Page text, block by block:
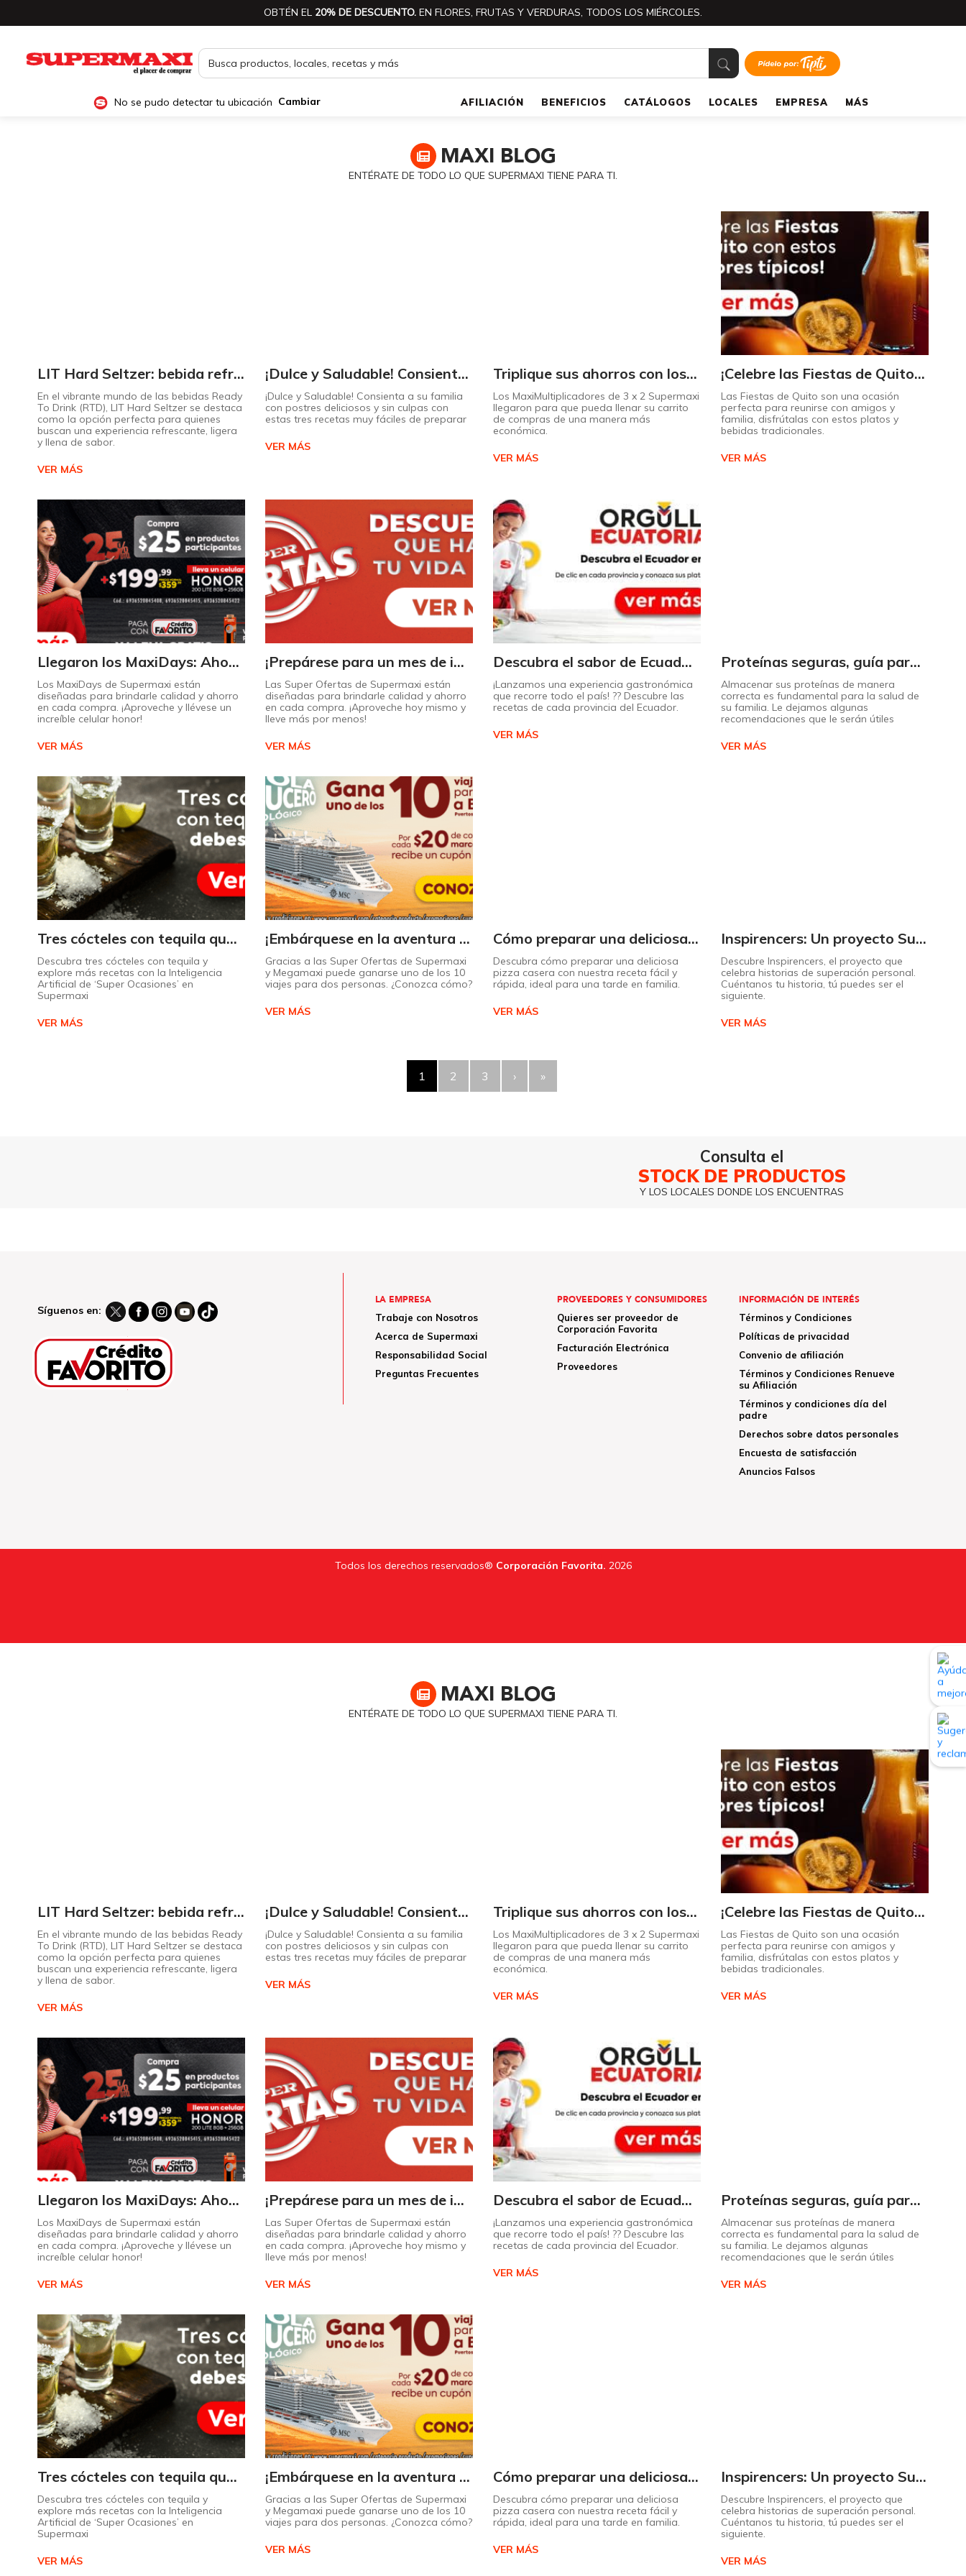
OBTÉN EL 20% DE DESCUENTO. EN FLORES, FRUTAS Y VERDURAS, TODOS LOS MIÉRCOLES.
No se pudo detectar tu ubicación Cambiar AFILIACIÓN BENEFICIOS CATÁLOGOS LOCALES EMPRESA MÁS
MAXI BLOG
ENTÉRATE DE TODO LO QUE SUPERMAXI TIENE PARA TI.
LIT Hard Seltzer: bebida refrescante y ligera para disfrutar de este verano
En el vibrante mundo de las bebidas Ready
To Drink (RTD), LIT Hard Seltzer se destaca
como la opción perfecta para quienes
buscan una experiencia refrescante, ligera
y llena de sabor.
VER MÁS
¡Dulce y Saludable! Consienta a su familia con postres deliciosos y sin culpas
¡Dulce y Saludable! Consienta a su familia
con postres deliciosos y sin culpas con
estas tres recetas muy fáciles de preparar
VER MÁS
Triplique sus ahorros con los Maximultiplicadores de Supermaxi
Los MaxiMultiplicadores de 3 x 2 Supermaxi
llegaron para que pueda llenar su carrito
de compras de una manera más
económica.
VER MÁS
¡Celebre las Fiestas de Quito con estos sabores típicos!
Las Fiestas de Quito son una ocasión
perfecta para reunirse con amigos y
familia, disfrútalas con estos platos y
bebidas tradicionales.
VER MÁS
Llegaron los MaxiDays: Ahorre en sus marcas favoritas
Los MaxiDays de Supermaxi están
diseñadas para brindarle calidad y ahorro
en cada compra. ¡Aproveche y llévese un
increíble celular honor!
VER MÁS
¡Prepárese para un mes de increíbles descuentos en Supermaxi!
Las Super Ofertas de Supermaxi están
diseñadas para brindarle calidad y ahorro
en cada compra. ¡Aproveche hoy mismo y
lleve más por menos!
VER MÁS
Descubra el sabor de Ecuador con nuestro mapa interactivo de recetas
¡Lanzamos una experiencia gastronómica
que recorre todo el país! ?? Descubre las
recetas de cada provincia del Ecuador.
VER MÁS
Proteínas seguras, guía para almacenarlas correctamente Copiar
Almacenar sus proteínas de manera
correcta es fundamental para la salud de
su familia. Le dejamos algunas
recomendaciones que le serán útiles
VER MÁS
Tres cócteles con tequila que no puede dejar de probar gracias a nuestra IA.
Descubra tres cócteles con tequila y
explore más recetas con la Inteligencia
Artificial de ‘Super Ocasiones’ en
Supermaxi
VER MÁS
¡Embárquese en la aventura de su vida con Supermaxi!
Gracias a las Super Ofertas de Supermaxi
y Megamaxi puede ganarse uno de los 10
viajes para dos personas. ¿Conozca cómo?
VER MÁS
Cómo preparar una deliciosa pizza casera paso a paso
Descubra cómo preparar una deliciosa
pizza casera con nuestra receta fácil y
rápida, ideal para una tarde en familia.
VER MÁS
Inspirencers: Un proyecto Supermaxi que invita a ser parte del cambio.
Descubre Inspirencers, el proyecto que
celebra historias de superación personal.
Cuéntanos tu historia, tú puedes ser el
siguiente.
VER MÁS
1 2 3 › »
Consulta el
STOCK DE PRODUCTOS
Y LOS LOCALES DONDE LOS ENCUENTRAS
Síguenos en:
LA EMPRESA
Trabaje con Nosotros
Acerca de Supermaxi
Responsabilidad Social
Preguntas Frecuentes
PROVEEDORES Y CONSUMIDORES
Quieres ser proveedor de
Corporación Favorita
Facturación Electrónica
Proveedores
INFORMACIÓN DE INTERÉS
Términos y Condiciones
Políticas de privacidad
Convenio de afiliación
Términos y Condiciones Renueve
su Afiliación
Términos y condiciones día del
padre
Derechos sobre datos personales
Encuesta de satisfacción
Anuncios Falsos
Todos los derechos reservados® Corporación Favorita. 2026
MAXI BLOG
ENTÉRATE DE TODO LO QUE SUPERMAXI TIENE PARA TI.
LIT Hard Seltzer: bebida refrescante y ligera para disfrutar de este verano
En el vibrante mundo de las bebidas Ready
To Drink (RTD), LIT Hard Seltzer se destaca
como la opción perfecta para quienes
buscan una experiencia refrescante, ligera
y llena de sabor.
VER MÁS
¡Dulce y Saludable! Consienta a su familia con postres deliciosos y sin culpas
¡Dulce y Saludable! Consienta a su familia
con postres deliciosos y sin culpas con
estas tres recetas muy fáciles de preparar
VER MÁS
Triplique sus ahorros con los Maximultiplicadores de Supermaxi
Los MaxiMultiplicadores de 3 x 2 Supermaxi
llegaron para que pueda llenar su carrito
de compras de una manera más
económica.
VER MÁS
¡Celebre las Fiestas de Quito con estos sabores típicos!
Las Fiestas de Quito son una ocasión
perfecta para reunirse con amigos y
familia, disfrútalas con estos platos y
bebidas tradicionales.
VER MÁS
Llegaron los MaxiDays: Ahorre en sus marcas favoritas
Los MaxiDays de Supermaxi están
diseñadas para brindarle calidad y ahorro
en cada compra. ¡Aproveche y llévese un
increíble celular honor!
VER MÁS
¡Prepárese para un mes de increíbles descuentos en Supermaxi!
Las Super Ofertas de Supermaxi están
diseñadas para brindarle calidad y ahorro
en cada compra. ¡Aproveche hoy mismo y
lleve más por menos!
VER MÁS
Descubra el sabor de Ecuador con nuestro mapa interactivo de recetas
¡Lanzamos una experiencia gastronómica
que recorre todo el país! ?? Descubre las
recetas de cada provincia del Ecuador.
VER MÁS
Proteínas seguras, guía para almacenarlas correctamente Copiar
Almacenar sus proteínas de manera
correcta es fundamental para la salud de
su familia. Le dejamos algunas
recomendaciones que le serán útiles
VER MÁS
Tres cócteles con tequila que no puede dejar de probar gracias a nuestra IA.
Descubra tres cócteles con tequila y
explore más recetas con la Inteligencia
Artificial de ‘Super Ocasiones’ en
Supermaxi
VER MÁS
¡Embárquese en la aventura de su vida con Supermaxi!
Gracias a las Super Ofertas de Supermaxi
y Megamaxi puede ganarse uno de los 10
viajes para dos personas. ¿Conozca cómo?
VER MÁS
Cómo preparar una deliciosa pizza casera paso a paso
Descubra cómo preparar una deliciosa
pizza casera con nuestra receta fácil y
rápida, ideal para una tarde en familia.
VER MÁS
Inspirencers: Un proyecto Supermaxi que invita a ser parte del cambio.
Descubre Inspirencers, el proyecto que
celebra historias de superación personal.
Cuéntanos tu historia, tú puedes ser el
siguiente.
VER MÁS